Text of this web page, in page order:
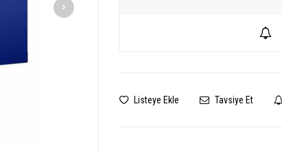
Listeye Ekle Tavsiye Et